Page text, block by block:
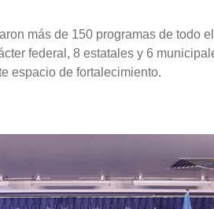
más de 150 programas de todo
federal, 8 estatales y 6
espacio de fortalecimiento.